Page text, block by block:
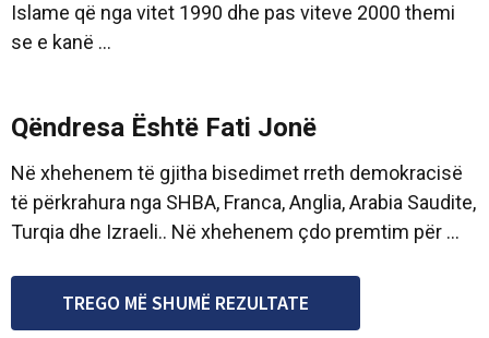
Islame që nga vitet 1990 dhe pas viteve 2000 themi
se e kanë ...
Qëndresa Është Fati Jonë
Në xhehenem të gjitha bisedimet rreth demokracisë
të përkrahura nga SHBA, Franca, Anglia, Arabia Saudite,
Turqia dhe Izraeli.. Në xhehenem çdo premtim për ...
TREGO MË SHUMË REZULTATE